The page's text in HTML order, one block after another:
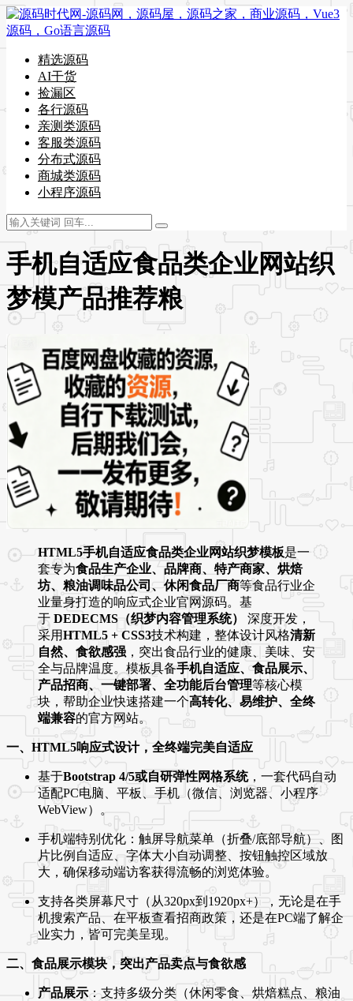
精选源码
AI干货
捡漏区
各行源码
亲测类源码
客服类源码
分布式源码
商城类源码
小程序源码
手机自适应食品类企业网站织
梦模产品推荐粮
HTML5手机自适应食品类企业网站织梦模板是一
套专为食品生产企业、品牌商、特产商家、烘焙
坊、粮油调味品公司、休闲食品厂商等食品行业企
业量身打造的响应式企业官网源码。基
于 DEDECMS（织梦内容管理系统）
深度开发，
采用HTML5 + CSS3技术构建，整体设计风格清新
自然、食欲感强 ，突出食品行业的健康、美味、安
全与品牌温度。模板具备手机自适应、食品展示、
产品招商、一键部署、全功能后台管理等核心模
块，帮助企业快速搭建一个高转化、易维护、全终
端兼容的官方网站。
一、HTML5响应式设计，全终端完美自适应
基于Bootstrap 4/5或自研弹性网格系统，一套代码自动
适配PC电脑、平板、手机（微信、浏览器、小程序
WebView）。
手机端特别优化：触屏导航菜单（折叠/底部导航）、图
片比例自适应、字体大小自动调整、按钮触控区域放
大，确保移动端访客获得流畅的浏览体验。
支持各类屏幕尺寸（从320px到1920px+），无论是在手
机搜索产品、在平板查看招商政策，还是在PC端了解企
业实力，皆可完美呈现。
二、食品展示模块，突出产品卖点与食欲感
产品展示 ：支持多级分类（休闲零食、烘焙糕点、粮油